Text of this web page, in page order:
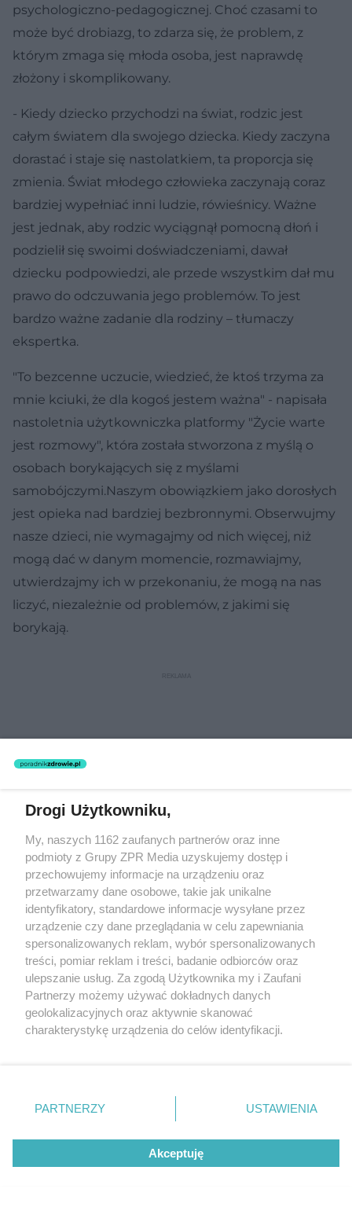
psychologiczno-pedagogicznej. Choć czasami to
może być drobiazg, to zdarza się, że problem, z
którym zmaga się młoda osoba, jest naprawdę
złożony i skomplikowany.
- Kiedy dziecko przychodzi na świat, rodzic jest
całym światem dla swojego dziecka. Kiedy zaczyna
dorastać i staje się nastolatkiem, ta proporcja się
zmienia. Świat młodego człowieka zaczynają coraz
bardziej wypełniać inni ludzie, rówieśnicy. Ważne
jest jednak, aby rodzic wyciągnął pomocną dłoń i
podzielił się swoimi doświadczeniami, dawał
dziecku podpowiedzi, ale przede wszystkim dał mu
prawo do odczuwania jego problemów. To jest
bardzo ważne zadanie dla rodziny – tłumaczy
ekspertka.
"To bezcenne uczucie, wiedzieć, że ktoś trzyma za
mnie kciuki, że dla kogoś jestem ważna" - napisała
nastoletnia użytkowniczka platformy "Życie warte
jest rozmowy", która została stworzona z myślą o
osobach borykających się z myślami
samobójczymi.Naszym obowiązkiem jako dorosłych
jest opieka nad bardziej bezbronnymi. Obserwujmy
nasze dzieci, nie wymagajmy od nich więcej, niż
mogą dać w danym momencie, rozmawiajmy,
utwierdzajmy ich w przekonaniu, że mogą na nas
liczyć, niezależnie od problemów, z jakimi się
borykają.
Drogi Użytkowniku,
My, naszych 1162 zaufanych partnerów oraz inne
podmioty z Grupy ZPR Media uzyskujemy dostęp i
przechowujemy informacje na urządzeniu oraz
przetwarzamy dane osobowe, takie jak unikalne
identyfikatory, standardowe informacje wysyłane przez
urządzenie czy dane przeglądania w celu zapewniania
spersonalizowanych reklam, wybór spersonalizowanych
treści, pomiar reklam i treści, badanie odbiorców oraz
ulepszanie usług. Za zgodą Użytkownika my i Zaufani
Partnerzy możemy używać dokładnych danych
geolokalizacyjnych oraz aktywnie skanować
charakterystykę urządzenia do celów identyfikacji.
zmienić/wycofać klikając przycisk ustawień prywatności
znajdujący się w lewym dolnym rogu strony
rodzaje przetwarzania danych nie wymagają zgody
użytkownika, ale masz prawo sprzeciwić się takiemu
przetwarzaniu. Preferencje będą miały zastosowanie tylko
PARTNERZY USTAWIENIA
Akceptuję